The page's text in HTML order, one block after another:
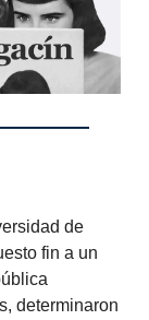
de
fin a un
determinaron